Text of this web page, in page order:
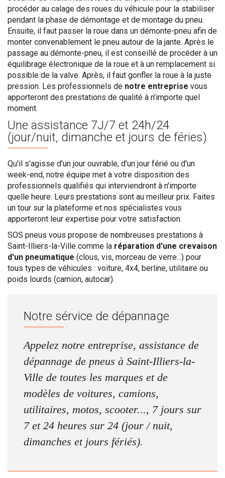
procéder au calage des roues du véhicule pour la stabiliser
pendant la phase de démontage et de montage du pneu.
Ensuite, il faut passer la roue dans un démonte-pneu afin de
monter convenablement le pneu autour de la jante. Après le
passage au démonte-pneu, il est conseillé de procéder à un
équilibrage électronique de la roue et à un remplacement si
possible de la valve. Après, il faut gonfler la roue à la juste
pression. Les professionnels de notre entreprise vous
apporteront des prestations de qualité à n'importe quel
moment.
Une assistance 7J/7 et 24h/24
(jour/nuit, dimanche et jours de féries)
Qu'il s'agisse d'un jour ouvrable, d'un jour férié ou d'un
week-end, notre équipe met à votre disposition des
professionnels qualifiés qui interviendront à n'importe
quelle heure. Leurs prestations sont au meilleur prix. Faites
un tour sur la plateforme et nos spécialistes vous
apporteront leur expertise pour votre satisfaction.
SOS pneus vous propose de nombreuses prestations à
Saint-Illiers-la-Ville comme la réparation d'une crevaison
d'un pneumatique (clous, vis, morceau de verre...) pour
tous types de véhicules : voiture, 4x4, berline, utilitaire ou
poids lourds (camion, autocar).
Notre sérvice de dépannage
Appelez notre entreprise, assistance de
dépannage de pneus à Saint-Illiers-la-
Ville de toutes les marques et de
modèles de voitures, camions,
utilitaires, motos, scooter..., 7 jours sur
7 et 24 heures sur 24 (jour / nuit,
dimanches et jours fériés).